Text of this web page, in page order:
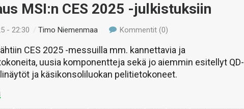
MSI:n CES 2025 -julkistuksiin
- 22:30 /Timo Niemenmaa Kommentit (0)
CES 2025 -messuilla mm. kannettavia ja
uusia komponentteja sekä jo aiemmin esitellyt QD-
ja käsikonsoliluokan pelitietokoneet.